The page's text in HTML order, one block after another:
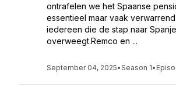
ontrafelen we het Spaanse
essentieel maar vaak
iedereen die de stap naar Spanje
overweegt.Remco en ...
September 04, 2025•Season 1•